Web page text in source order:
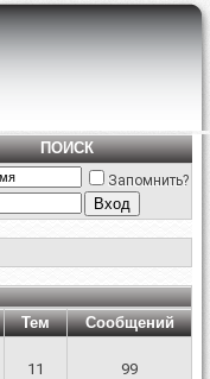
ПОИСК
Запомнить?
Тем Сообщений
11 99